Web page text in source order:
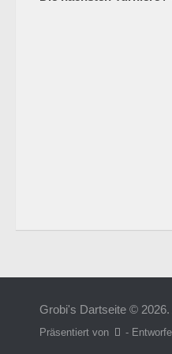
Grobi's Dartseite ©
Präsentiert von -